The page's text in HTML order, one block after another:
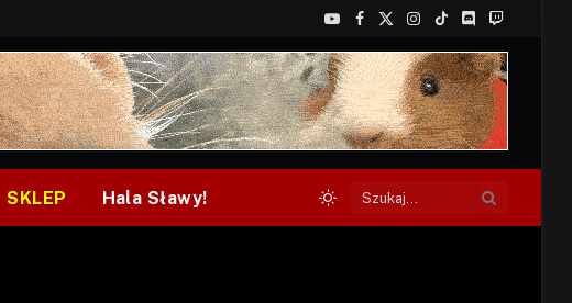
YouTube
Facebook
X
(Twitter)
Instagram
TikTokDiscordTwitch
SKLEP Hala Sławy!